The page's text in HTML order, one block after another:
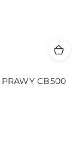
CB500